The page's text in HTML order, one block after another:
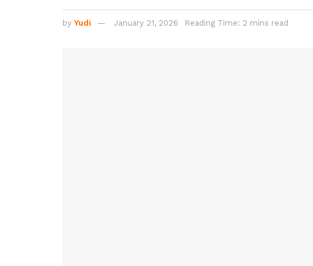
by Yudi January 21, 2026 Reading Time: 2 mins read